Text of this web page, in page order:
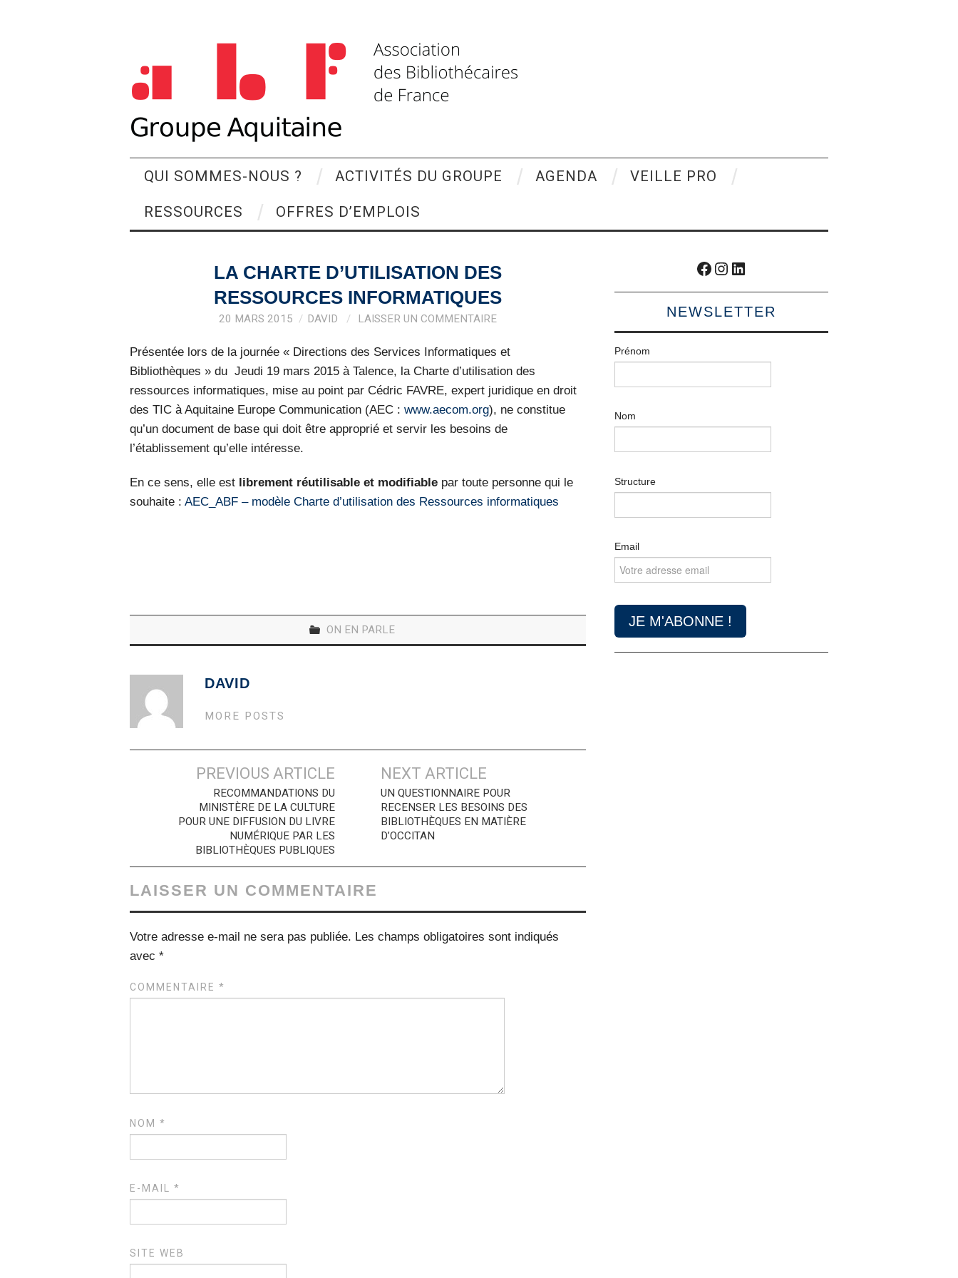
QUI SOMMES-NOUS ? ACTIVITÉS DU GROUPE AGENDA VEILLE PRO
RESSOURCES OFFRES D’EMPLOIS
LA CHARTE D’UTILISATION DES
RESSOURCES INFORMATIQUES
20 MARS 2015 DAVID LAISSER UN COMMENTAIRE
Présentée lors de la journée « Directions des Services Informatiques et
Bibliothèques » du Jeudi 19 mars 2015 à Talence, la Charte d’utilisation des
ressources informatiques, mise au point par Cédric FAVRE, expert juridique en droit
des TIC à Aquitaine Europe Communication (AEC : www.aecom.org), ne constitue
qu’un document de base qui doit être approprié et servir les besoins de
l’établissement qu’elle intéresse.
En ce sens, elle est librement réutilisable et modifiable par toute personne qui le
souhaite : AEC_ABF – modèle Charte d’utilisation des Ressources informatiques
ON EN PARLE
DAVID
MORE POSTS
Navigation
articles
PREVIOUS ARTICLE
RECOMMANDATIONS DU
MINISTÈRE DE LA CULTURE
POUR UNE DIFFUSION DU LIVRE
NUMÉRIQUE PAR LES
BIBLIOTHÈQUES PUBLIQUES
NEXT ARTICLE
UN QUESTIONNAIRE POUR
RECENSER LES BESOINS DES
BIBLIOTHÈQUES EN MATIÈRE
D’OCCITAN
LAISSER UN COMMENTAIRE
Votre adresse e-mail ne sera pas publiée. Les champs obligatoires sont indiqués
avec *
COMMENTAIRE *
NOM *
E-MAIL *
SITE WEB
Facebook
Instagram
LinkedIn
NEWSLETTER
Prénom
Nom
Structure
Email